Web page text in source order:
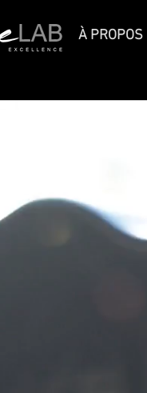
À PROPOS